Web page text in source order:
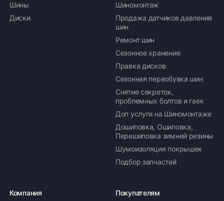
Шины
Диски
Шиномонтаж
Продажа датчиков давления
шин
Ремонт шин
Сезонное хранение
Правка дисков
Сезонная переобувка шин
Снятие секреток,
проблемных болтов и гаек
Доп услуги на Шиномонтаже
Дошиповка, Ошиповка,
Перешиповка зимней резины
Шумоизоляция покрышек
Подбор запчастей
Компания Покупателям